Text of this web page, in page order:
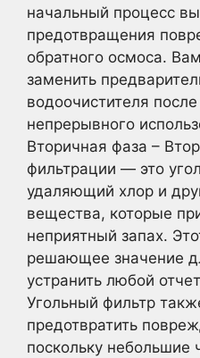
начальный процесс
предотвращения
обратного осмоса.
заменить
водоочистителя
непрерывного
Вторичная фаза –
фильтрации — это
удаляющий хлор и
вещества, которые
неприятный запах.
решающее значение
устранить любой
Угольный фильтр
предотвратить
поскольку